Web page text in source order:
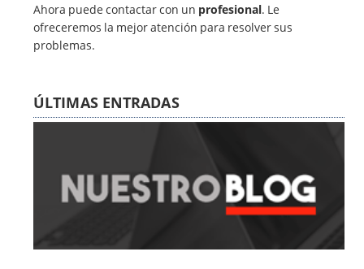
Ahora puede contactar con un profesional. Le
ofreceremos la mejor atención para resolver sus
problemas.
ÚLTIMAS ENTRADAS